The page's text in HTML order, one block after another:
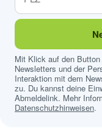
Mit Klick auf den
Newsletters und der
Interaktion mit dem
zu. Du kannst deine
Abmeldelink. Mehr
Datenschutzhinweisen.